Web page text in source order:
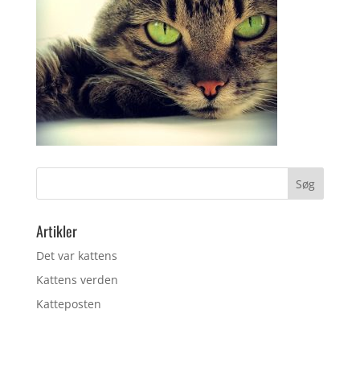
Artikler
Det var kattens
Kattens verden
Katteposten